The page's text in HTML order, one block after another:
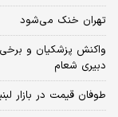
تهران خنک می‌شود
واکنش پزشکیان و
دبیری شعام
طوفان قیمت در بازار